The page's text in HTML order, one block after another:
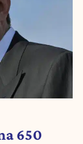
650